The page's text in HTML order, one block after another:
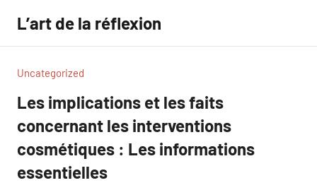
contenu
L’art de la réflexion
Uncategorized
Les implications et les faits
concernant les interventions
cosmétiques : Les informations
essentielles